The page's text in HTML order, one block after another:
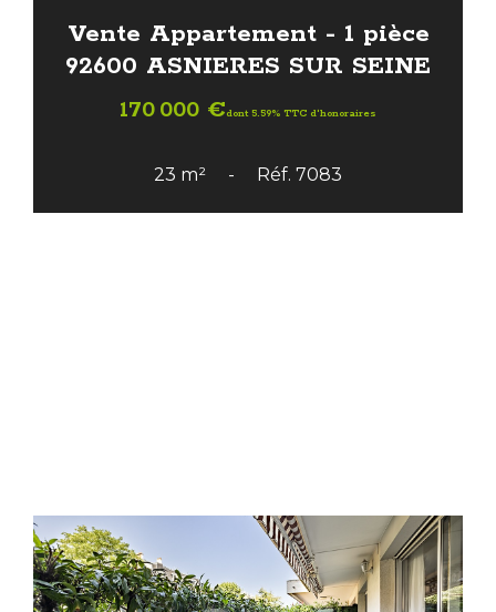
Vente Appartement - 1 pièce
92600 ASNIERES SUR SEINE
170 000 €dont 5.59% TTC d'honoraires
23 m² Réf. 7083